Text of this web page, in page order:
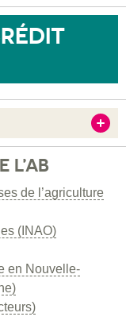
L’AB
de l’agriculture
(INAO)
en Nouvelle-